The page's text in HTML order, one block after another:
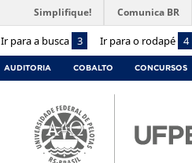
Ir para a busca 3 Ir para o rodapé 4
Simplifique! Comunica BR
AUDITORIA COBALTO CONCURSOS